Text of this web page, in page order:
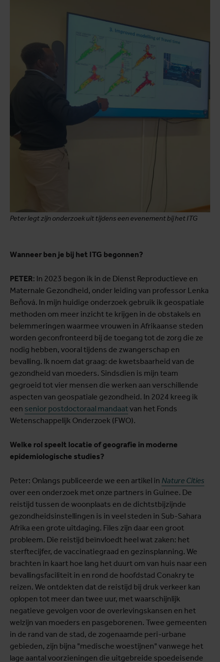
Peter legt zijn onderzoek uit tijdens een evenement bij het ITG
Wanneer ben je bij het ITG begonnen?
PETER: In 2023 begon ik in de Dienst Reproductieve en
Maternale Gezondheid, onder leiding van professor Lenka
Beňová. In mijn huidige onderzoek gebruik ik geospatiale
methoden om meer inzicht te krijgen in de obstakels en
belemmeringen waarmee vrouwen in Afrikaanse steden
worden geconfronteerd bij de toegang tot de zorg die ze
nodig hebben, vooral tijdens de zwangerschap en
bevalling. Ik noem dat graag: de kwetsbaarheid van de
gezondheid van moeders. Sindsdien is mijn team
gegroeid tot vier mensen die werken aan verschillende
aspecten van geospatiale gezondheid. In 2024 kreeg ik
een senior postdoctoraal mandaatvan het Fonds
Wetenschappelijk Onderzoek (FWO).
Welke rol speelt locatie of geografie in moderne
epidemiologische studies?
Peter: Onlangs publiceerde we een artikel in Nature Cities
over een onderzoek met onze partners in Guinee. De
reistijd tussen de woonplaats en de dichtstbijzijnde
gezondheidsinstellingen is in veel steden in Sub-Sahara
Afrika een grote uitdaging. Files zijn daar een groot
probleem. Die reistijd beïnvloedt heel wat zaken: het
sterftecijfer, de vaccinatiegraad en gezinsplanning. We
brachten in kaart hoe lang het duurt om van huis naar een
bevallingsfaciliteit in en rond de hoofdstad Conakry te
reizen. We ontdekten dat de reistijd bij druk verkeer kan
oplopen tot meer dan twee uur, met waarschijnlijk
negatieve gevolgen voor de overlevingskansen en het
welzijn van moeders en pasgeborenen. Twee gemeenten
in de rand van de stad, de zogenaamde peri-urbane
gebieden, zijn bijna "medische woestijnen" vanwege het
lage aantal voorzieningen die uitgebreide spoedeisende